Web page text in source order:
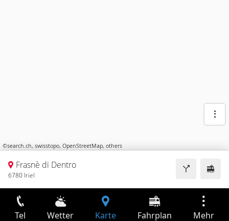
©search.ch, swisstopo, OpenStreetMap, others
Frasnè di Dentro
6780 Iriel
Tel Wetter Karte Fahrplan Mehr